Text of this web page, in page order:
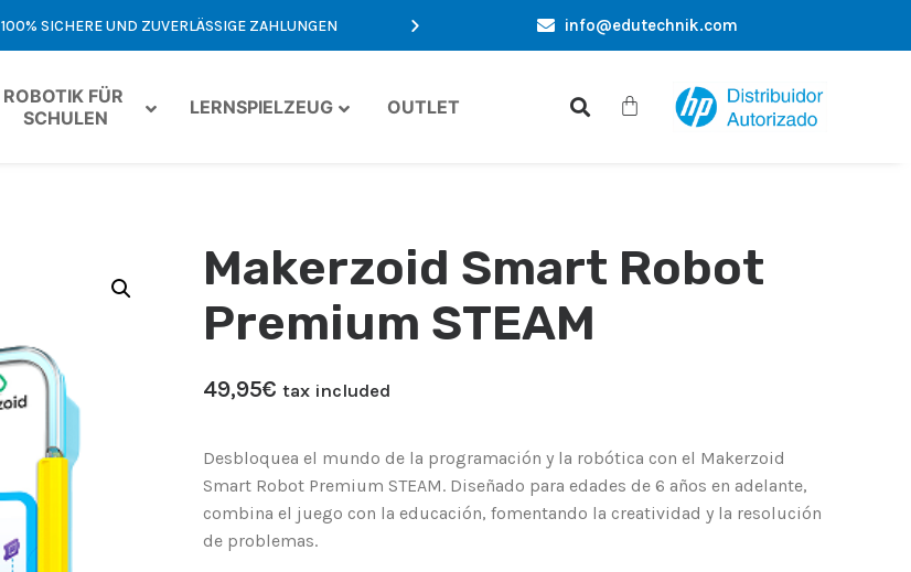
100% SICHERE UND ZUVERLÄSSIGE ZAHLUNGEN EXKLUSIVE ANGEBOTE NUR FÜR SIE
info@edutechnik.com
ROBOTIK FÜR
SCHULEN
LERNSPIELZEUG OUTLET
Makerzoid Smart Robot
Premium STEAM
49,95€ tax included
Desbloquea el mundo de la programación y la robótica con el Makerzoid
Smart Robot Premium STEAM. Diseñado para edades de 6 años en adelante,
combina el juego con la educación, fomentando la creatividad y la resolución
de problemas.